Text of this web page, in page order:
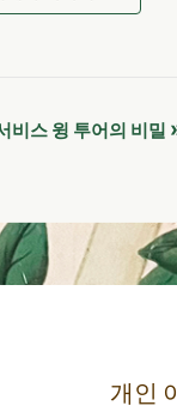
비스 윙 투어의 비밀
개인